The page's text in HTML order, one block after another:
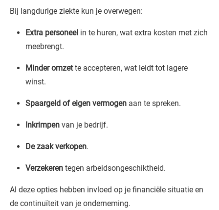
Bij langdurige ziekte kun je overwegen:
Extra personeel in te huren, wat extra kosten met zich
meebrengt.
Minder omzette accepteren, wat leidt tot lagere
winst.
Spaargeld of eigen vermogen aan te spreken.
Inkrimpen van je bedrijf.
De zaak verkopen.
Verzekeren tegen arbeidsongeschiktheid.
Al deze opties hebben invloed op je financiële situatie en
de continuïteit van je onderneming.